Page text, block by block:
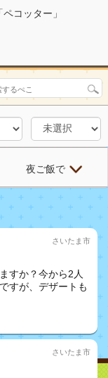
コッター」
夜ご飯で
さいたま市
すか？今から2人
すが、デザートも
さいたま市